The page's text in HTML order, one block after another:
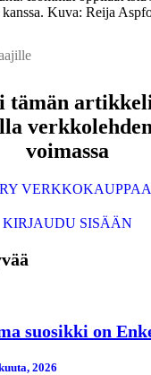
Kuva: Reija
tämän
voimassa
KIRJAUDU SISÄÄN
suosikki on
2026